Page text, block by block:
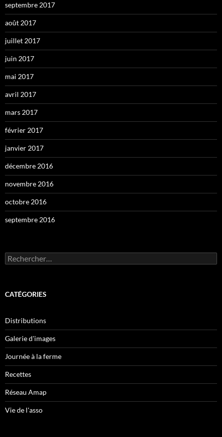
septembre 2017
août 2017
juillet 2017
juin 2017
mai 2017
avril 2017
mars 2017
février 2017
janvier 2017
décembre 2016
novembre 2016
octobre 2016
septembre 2016
Rechercher :
CATÉGORIES
Distributions
Galerie d'images
Journée à la ferme
Recettes
Réseau Amap
Vie de l'asso